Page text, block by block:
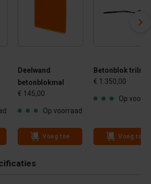
Deelwand
betonblokmal
€ 145,00
Op voorraad
Voeg toe
Betonblok
€ 1.350,00
Op
Voeg toe